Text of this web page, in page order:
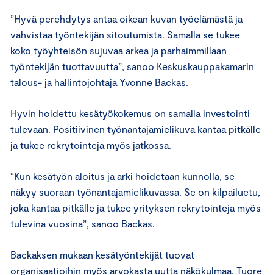
”Hyvä perehdytys antaa oikean kuvan työelämästä ja
vahvistaa työntekijän sitoutumista. Samalla se tukee
koko työyhteisön sujuvaa arkea ja parhaimmillaan
työntekijän tuottavuutta”, sanoo Keskuskauppakamarin
talous- ja hallintojohtaja Yvonne Backas.
Hyvin hoidettu kesätyökokemus on samalla investointi
tulevaan. Positiivinen työnantajamielikuva kantaa pitkälle
ja tukee rekrytointeja myös jatkossa.
“Kun kesätyön aloitus ja arki hoidetaan kunnolla, se
näkyy suoraan työnantajamielikuvassa. Se on kilpailuetu,
joka kantaa pitkälle ja tukee yrityksen rekrytointeja myös
tulevina vuosina”, sanoo Backas.
Backaksen mukaan kesätyöntekijät tuovat
organisaatioihin myös arvokasta uutta näkökulmaa. Tuore